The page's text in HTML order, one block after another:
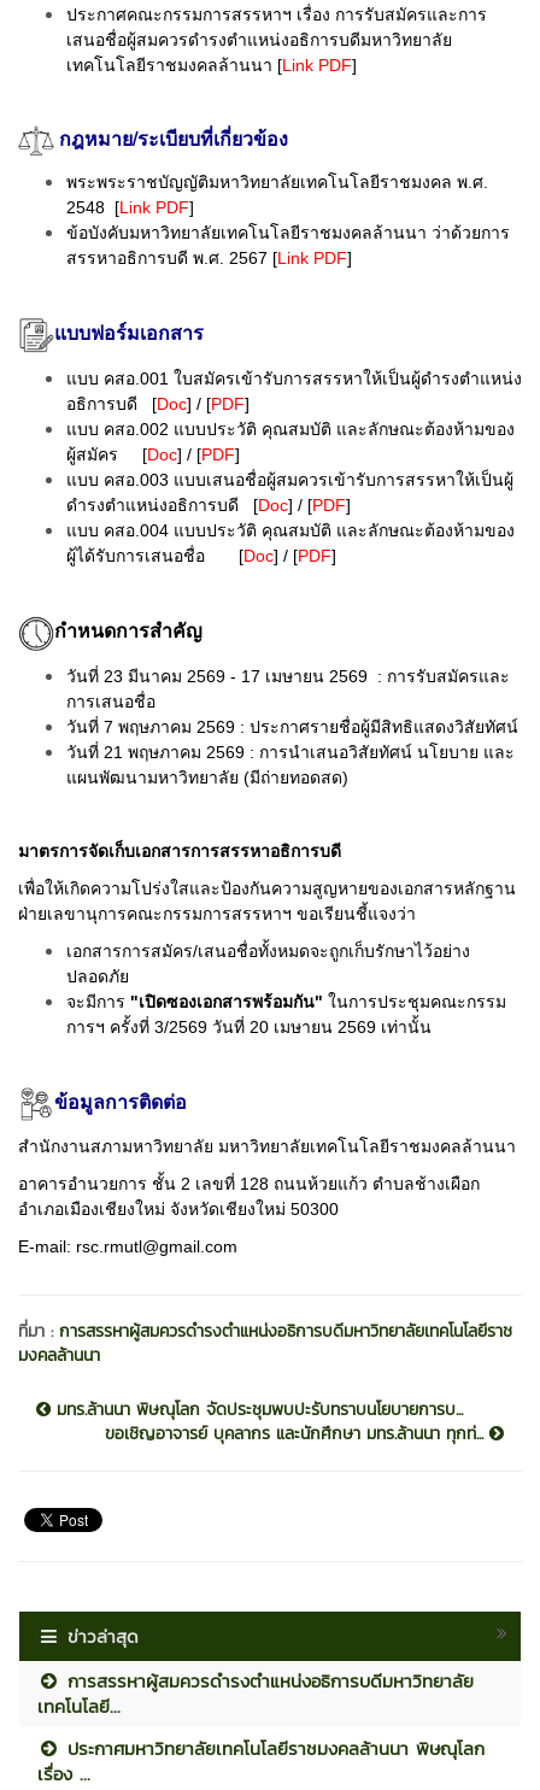
ประกาศคณะกรรมการสรรหาฯ เรื่อง การรับสมัครและการ
เสนอชื่อผู้สมควรดำรงตำแหน่งอธิการบดีมหาวิทยาลัย
เทคโนโลยีราชมงคลล้านนา [Link PDF]
กฎหมาย/ระเบียบที่เกี่ยวข้อง
พระพระราชบัญญัติมหาวิทยาลัยเทคโนโลยีราชมงคล พ.ศ.
2548 [Link PDF]
ข้อบังคับมหาวิทยาลัยเทคโนโลยีราชมงคลล้านนา ว่าด้วยการ
สรรหาอธิการบดี พ.ศ. 2567 [Link PDF]
แบบฟอร์มเอกสาร
แบบ คสอ.001 ใบสมัครเข้ารับการสรรหาให้เป็นผู้ดำรงตำแหน่ง
อธิการบดี [Doc] / [PDF]
แบบ คสอ.002 แบบประวัติ คุณสมบัติ และลักษณะต้องห้ามของ
ผู้สมัคร [Doc] / [PDF]
แบบ คสอ.003 แบบเสนอชื่อผู้สมควรเข้ารับการสรรหาให้เป็นผู้
ดำรงตำแหน่งอธิการบดี [Doc] / [PDF]
แบบ คสอ.004 แบบประวัติ คุณสมบัติ และลักษณะต้องห้ามของ
ผู้ได้รับการเสนอชื่อ [Doc] / [PDF]
กำหนดการสำคัญ
วันที่ 23 มีนาคม 2569 - 17 เมษายน 2569 : การรับสมัครและ
การเสนอชื่อ
วันที่ 7 พฤษภาคม 2569 : ประกาศรายชื่อผู้มีสิทธิแสดงวิสัยทัศน์
วันที่ 21 พฤษภาคม 2569 : การนำเสนอวิสัยทัศน์ นโยบาย และ
แผนพัฒนามหาวิทยาลัย (มีถ่ายทอดสด)
มาตรการจัดเก็บเอกสารการสรรหาอธิการบดี
เพื่อให้เกิดความโปร่งใสและป้องกันความสูญหายของเอกสารหลักฐาน
ฝ่ายเลขานุการคณะกรรมการสรรหาฯ ขอเรียนชี้แจงว่า
เอกสารการสมัคร/เสนอชื่อทั้งหมดจะถูกเก็บรักษาไว้อย่าง
ปลอดภัย
จะมีการ "เปิดซองเอกสารพร้อมกัน" ในการประชุมคณะกรรม
การฯ ครั้งที่ 3/2569 วันที่ 20 เมษายน 2569 เท่านั้น
ข้อมูลการติดต่อ
สำนักงานสภามหาวิทยาลัย มหาวิทยาลัยเทคโนโลยีราชมงคลล้านนา
อาคารอำนวยการ ชั้น 2 เลขที่ 128 ถนนห้วยแก้ว ตำบลช้างเผือก
อำเภอเมืองเชียงใหม่ จังหวัดเชียงใหม่ 50300
E-mail: rsc.rmutl@gmail.com
ที่มา :การสรรหาผู้สมควรดำรงตำแหน่งอธิการบดีมหาวิทยาลัยเทคโนโลยีราช
มงคลล้านนา
มทร.ล้านนา พิษณุโลก จัดประชุมพบปะรับทราบนโยบายการบ...
ขอเชิญอาจารย์ บุคลากร และนักศึกษา มทร.ล้านนา ทุกท่...
ข่าวล่าสุด
การสรรหาผู้สมควรดำรงตำแหน่งอธิการบดีมหาวิทยาลัย
เทคโนโลยี...
ประกาศมหาวิทยาลัยเทคโนโลยีราชมงคลล้านนา พิษณุโลก
เรื่อง ...